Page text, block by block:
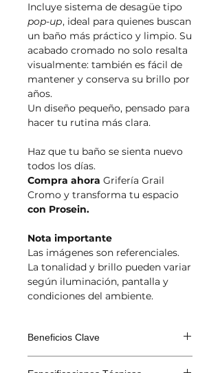
Incluye sistema de desagüe tipo
pop-up, ideal para quienes buscan
un baño más práctico y limpio. Su
acabado cromado no solo resalta
visualmente: también es fácil de
mantener y conserva su brillo por
años.
Un diseño pequeño, pensado para
hacer tu rutina más clara.
Haz que tu baño se sienta nuevo
todos los días.
Compra ahora Grifería Grail
Cromo y transforma tu espacio
con Prosein.
Nota importante
Las imágenes son referenciales.
La tonalidad y brillo pueden variar
según iluminación, pantalla y
condiciones del ambiente.
Beneficios Clave